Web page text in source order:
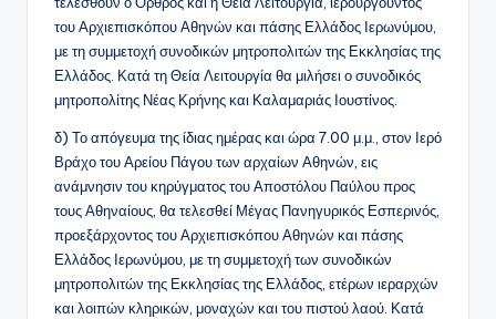
του Αρχιεπισκόπου Αθηνών και πάσης Ελλάδος Ιερωνύμου,
με τη συμμετοχή συνοδικών μητροπολιτών της Εκκλησίας της
Ελλάδος. Κατά τη Θεία Λειτουργία θα μιλήσει ο συνοδικός
μητροπολίτης Νέας Κρήνης και Καλαμαριάς Ιουστίνος.
δ) Το απόγευμα της ίδιας ημέρας και ώρα 7.00 μ.μ., στον Ιερό
Βράχο του Αρείου Πάγου των αρχαίων Αθηνών, εις
ανάμνησιν του κηρύγματος του Αποστόλου Παύλου προς
τους Αθηναίους, θα τελεσθεί Μέγας Πανηγυρικός Εσπερινός,
προεξάρχοντος του Αρχιεπισκόπου Αθηνών και πάσης
Ελλάδος Ιερωνύμου, με τη συμμετοχή των συνοδικών
μητροπολιτών της Εκκλησίας της Ελλάδος, ετέρων ιεραρχών
και λοιπών κληρικών, μοναχών και του πιστού λαού. Κατά